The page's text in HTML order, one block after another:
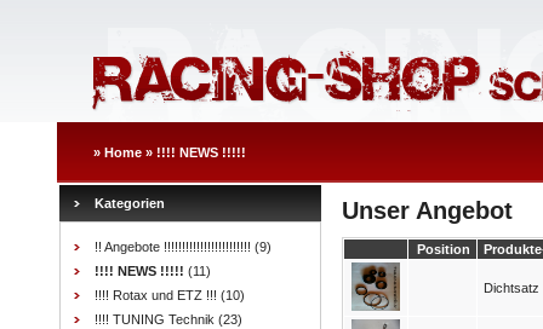
» Home » !!!! NEWS !!!!!
Kategorien
!! Angebote !!!!!!!!!!!!!!!!!!!!!!!! (9)
!!!! NEWS !!!!! (11)
!!!! Rotax und ETZ !!! (10)
!!!! TUNING Technik (23)
Unser Angebot
Position
Dichtsatz